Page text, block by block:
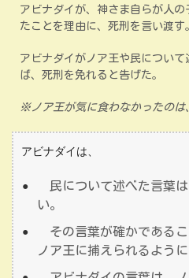
アビナダイが、神さま自らが人
たことを理由に、死刑を言い渡す
アビナダイがノア王や民につい
ば、死刑を免れると告げた。
※ノア王が気に食わなかったのは
アビナダイは、
民について述べた言葉
い。
その言葉が確かである
ノア王に捕えられるよう